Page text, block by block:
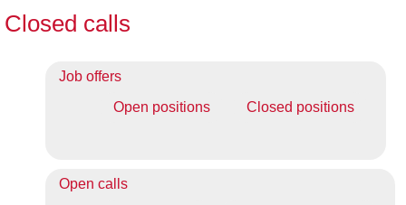
Closed calls
Job offers
Open positions
Closed positions
Open calls